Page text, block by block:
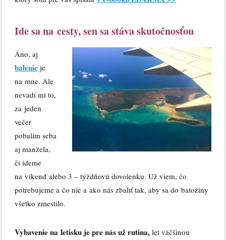
Ide sa na cesty, sen sa stáva skutočnosťou
Áno, aj
balenie je
na mne. Ale
nevadí mi to,
za jeden
večer
pobalím seba
aj manžela,
či ideme
na víkend alebo 3 – týždňovú dovolenku. Už viem, čo
potrebujeme a čo nie a ako nás zbaliť tak, aby sa do batožiny
všetko zmestilo.
Vybavenie na letisku je pre nás už rutina, let väčšinou